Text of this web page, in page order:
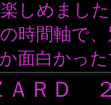
しめまし
時間軸で
面白かっ
ＡＲＤ